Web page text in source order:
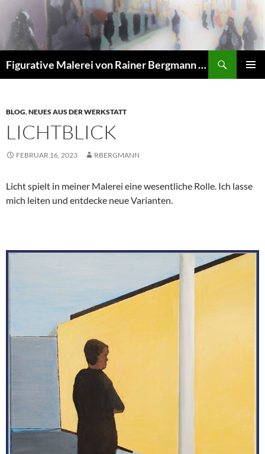
Inhalt
springen
Figurative Malerei von Rainer Bergmann M.A.
BLOG,NEUES AUS DER WERKSTATT
LICHTBLICK
FEBRUAR 16, 2023 RBERGMANN
Licht spielt in meiner Malerei eine wesentliche Rolle. Ich lasse
mich leiten und entdecke neue Varianten.